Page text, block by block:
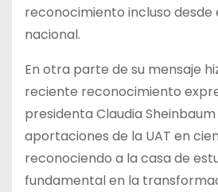
reconocimiento incluso desde
nacional.
En otra parte de su mensaje
reciente reconocimiento
presidenta Claudia
aportaciones de la UAT en
reconociendo a la casa de
fundamental en la